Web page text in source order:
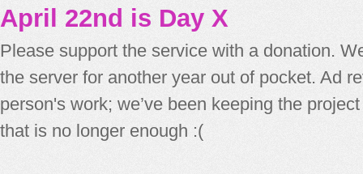
April 22nd is Day X
Please support the service with a donation.
the server for another year out of pocket. Ad
person's work; we’ve been keeping the
that is no longer enough :(